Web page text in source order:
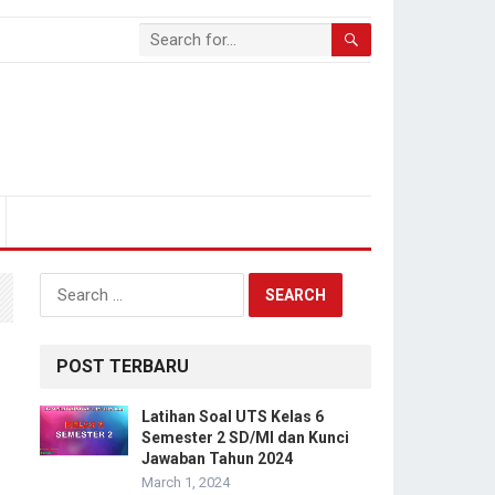
Search
for:
POST TERBARU
Latihan Soal UTS Kelas 6
Semester 2 SD/MI dan Kunci
Jawaban Tahun 2024
March 1, 2024